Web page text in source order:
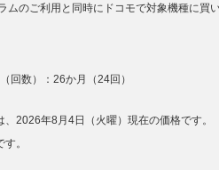
ムのご利用と同時にドコモで対象機種に買
数）：26か月（24回）
2026年8月4日（火曜）現在の価格です。
。